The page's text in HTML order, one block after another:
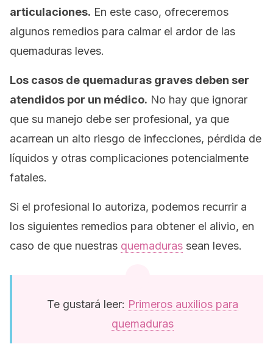
articulaciones. En este caso, ofreceremos
algunos remedios para calmar el ardor de las
quemaduras leves.
Los casos de quemaduras graves deben ser
atendidos por un médico. No hay que ignorar
que su manejo debe ser profesional, ya que
acarrean un alto riesgo de infecciones, pérdida de
líquidos y otras complicaciones potencialmente
fatales.
Si el profesional lo autoriza, podemos recurrir a
los siguientes remedios para obtener el alivio, en
caso de que nuestras quemaduras sean leves.
Te gustará leer: Primeros auxilios para
quemaduras